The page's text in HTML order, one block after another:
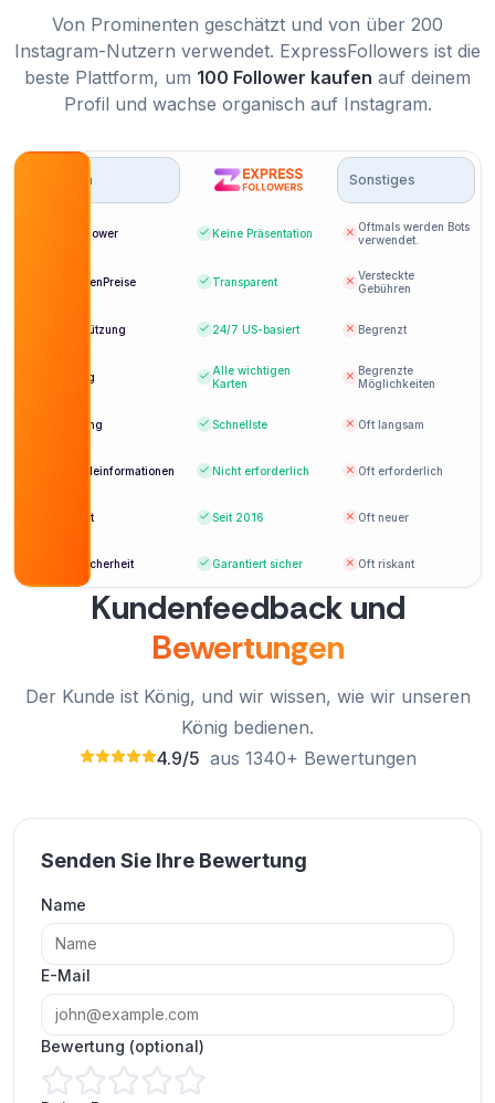
Von Prominenten geschätzt und von über 200
Instagram-Nutzern verwendet. ExpressFollowers ist die
beste Plattform, um 100 Follower kaufen auf deinem
Profil und wachse organisch auf Instagram.
Optionen Sonstiges
Bot-Follower Keine Präsentation
Oftmals werden Bots
verwendet.
AnzeigenPreise Transparent
Versteckte
Gebühren
Unterstützung 24/7 US-basiert Begrenzt
Zahlung
Alle wichtigen
Karten
Begrenzte
Möglichkeiten
Lieferung Schnellste Oft langsam
Anmeldeinformationen Nicht erforderlich Oft erforderlich
Etabliert Seit 2016 Oft neuer
Kontosicherheit Garantiert sicher Oft riskant
Kundenfeedback und
Bewertungen
Der Kunde ist König, und wir wissen, wie wir unseren
König bedienen.
4.9/5 aus 1340+ Bewertungen
Senden Sie Ihre Bewertung
Name
E-Mail
Bewertung (optional)
5 Sterne für die Qualität der Follower und 5
Sterne für die Geschwindigkeit.
ExpressFollowers.com ist der Beste.
SL Sharon Locklear
Verifizierter Kunde